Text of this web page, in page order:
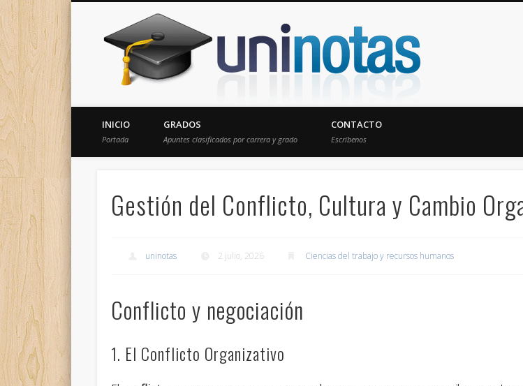
Donde encontrarás todas los apuntes de tu carrera
INICIO
Portada
GRADOS
Apuntes clasificados por carrera y grado
CONTACTO
Escríbenos
Gestión del Conflicto, Cultura y Cambio
uninotas 2 julio, 2026 Ciencias del trabajo y recursos humanos
Conflicto y negociación
1. El Conflicto Organizativo